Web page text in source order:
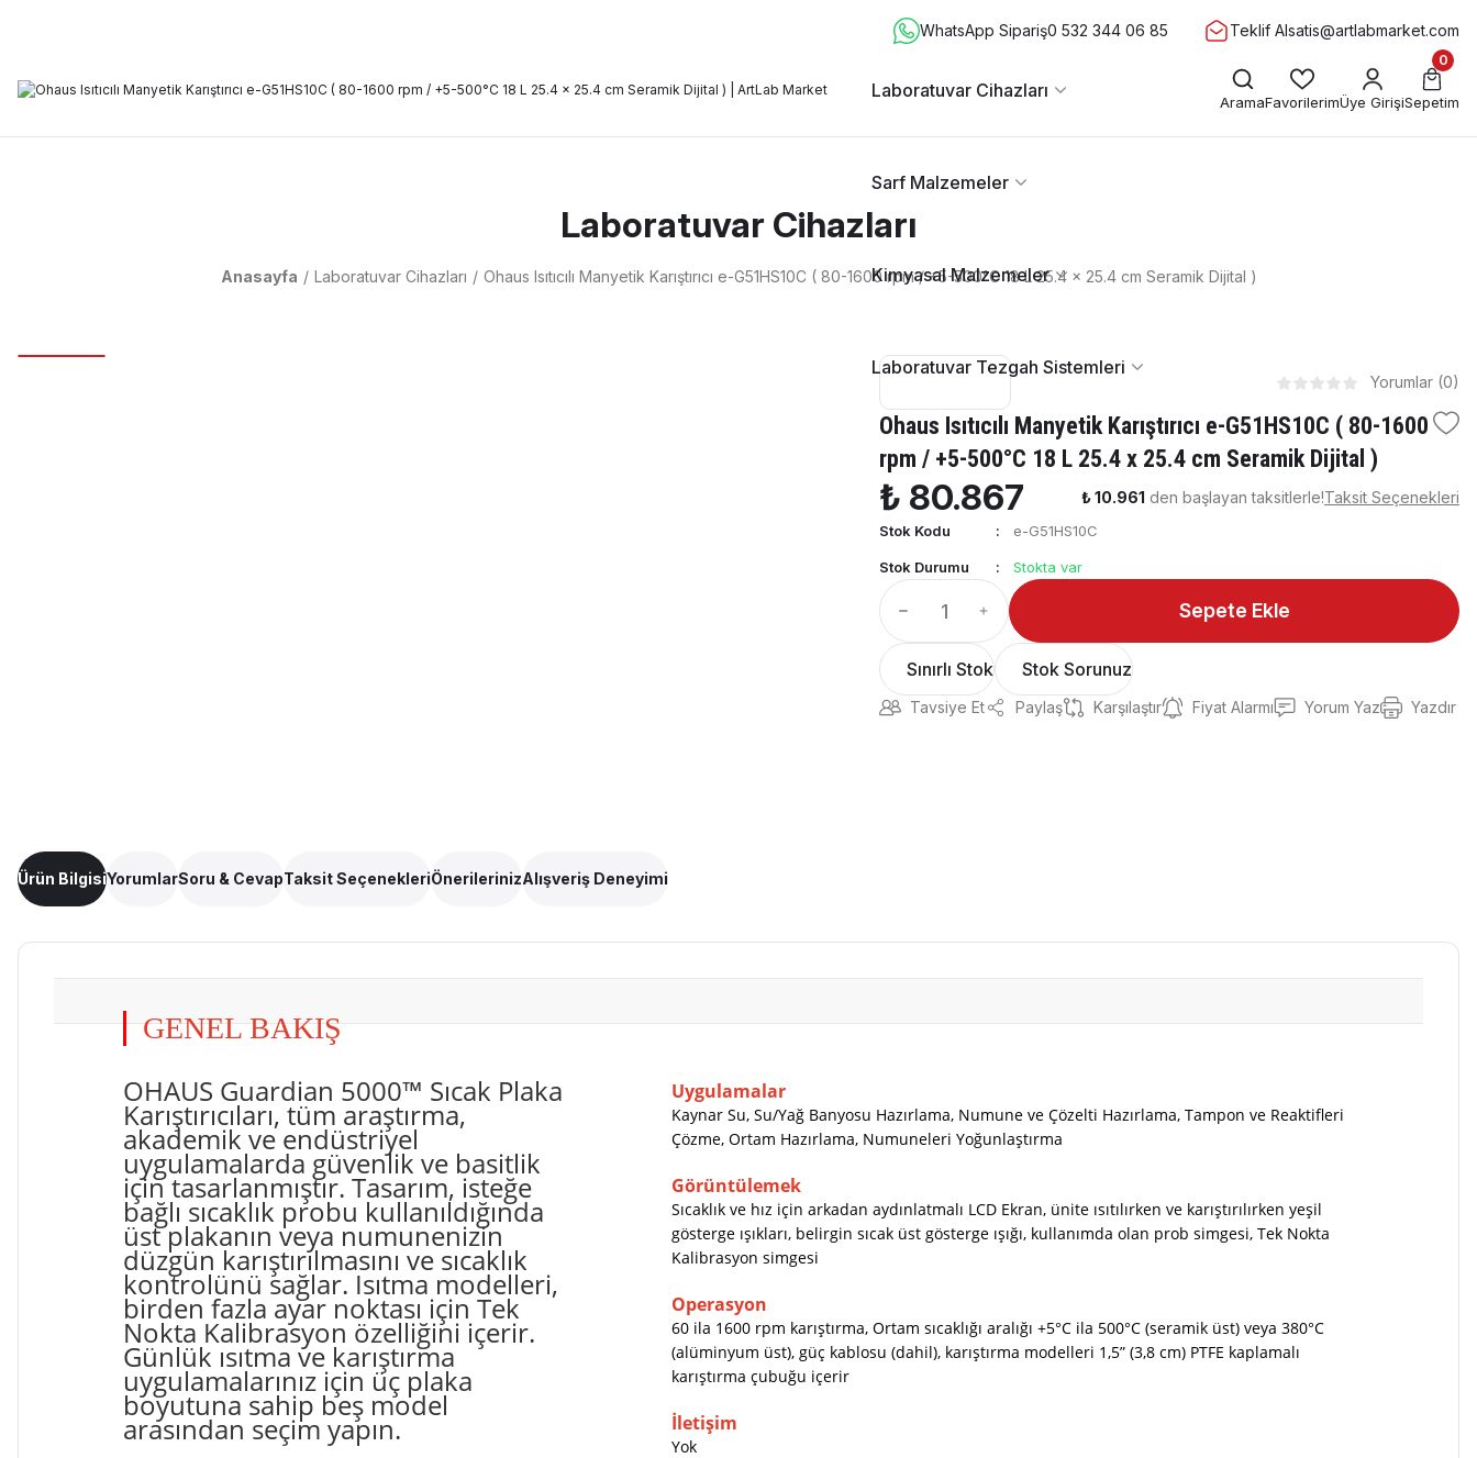
WhatsApp Sipariş0 532 344 06 85 Teklif Alsatis@artlabmarket.com
Laboratuvar Cihazları
Sarf Malzemeler
Kimyasal Malzemeler
Laboratuvar Tezgah Sistemleri
AramaFavorilerimÜye Girişi
0
Sepetim
Laboratuvar Cihazları
Anasayfa Laboratuvar Cihazları Ohaus Isıtıcılı Manyetik Karıştırıcı e-G51HS10C ( 80-1600 rpm / +5-500°C 18 L 25.4 x 25.4 cm Seramik Dijital )
Yorumlar (0)
Ohaus Isıtıcılı Manyetik Karıştırıcı e-G51HS10C ( 80-1600
rpm / +5-500°C 18 L 25.4 x 25.4 cm Seramik Dijital )
₺ 80.867 ₺ 10.961 den başlayan taksitlerle!Taksit Seçenekleri
Stok Kodu e-G51HS10C
Stok Durumu Stokta var
Sepete Ekle
Sınırlı Stok Stok Sorunuz
Tavsiye Et Paylaş Karşılaştır Fiyat Alarmı Yorum Yaz Yazdır
Ürün BilgisiYorumlarSoru & CevapTaksit SeçenekleriÖnerilerinizAlışveriş Deneyimi
GENEL BAKIŞ
OHAUS Guardian 5000™ Sıcak Plaka
Karıştırıcıları, tüm araştırma,
akademik ve endüstriyel
uygulamalarda güvenlik ve basitlik
için tasarlanmıştır. Tasarım, isteğe
bağlı sıcaklık probu kullanıldığında
üst plakanın veya numunenizin
düzgün karıştırılmasını ve sıcaklık
kontrolünü sağlar. Isıtma modelleri,
birden fazla ayar noktası için Tek
Nokta Kalibrasyon özelliğini içerir.
Günlük ısıtma ve karıştırma
uygulamalarınız için üç plaka
boyutuna sahip beş model
arasından seçim yapın.
Uygulamalar
Kaynar Su, Su/Yağ Banyosu Hazırlama, Numune ve Çözelti Hazırlama, Tampon ve Reaktifleri
Çözme, Ortam Hazırlama, Numuneleri Yoğunlaştırma
Görüntülemek
Sıcaklık ve hız için arkadan aydınlatmalı LCD Ekran, ünite ısıtılırken ve karıştırılırken yeşil
gösterge ışıkları, belirgin sıcak üst gösterge ışığı, kullanımda olan prob simgesi, Tek Nokta
Kalibrasyon simgesi
Operasyon
60 ila 1600 rpm karıştırma, Ortam sıcaklığı aralığı +5°C ila 500°C (seramik üst) veya 380°C
(alüminyum üst), güç kablosu (dahil), karıştırma modelleri 1,5” (3,8 cm) PTFE kaplamalı
karıştırma çubuğu içerir
İletişim
Yok